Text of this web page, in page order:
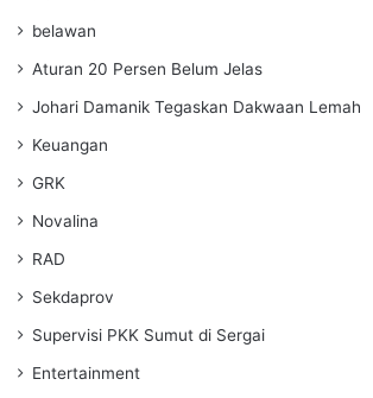
belawan
Aturan 20 Persen Belum Jelas
Johari Damanik Tegaskan Dakwaan Lemah
Keuangan
GRK
Novalina
RAD
Sekdaprov
Supervisi PKK Sumut di Sergai
Entertainment